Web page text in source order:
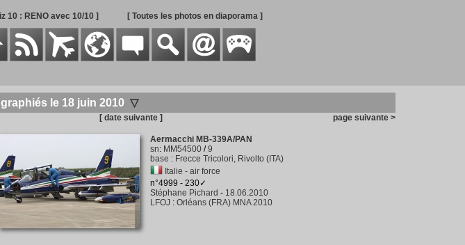
10 : RENO avec 10/10 ] [ Toutes les photos en diaporama ]
le 18 juin 2010 ▽
[ date suivante ] page suivante >
Aermacchi MB-339A/PAN
sn: MM54500 /9
base : Frecce Tricolori, Rivolto (ITA)
Italie - air force
n°4999 - 230✓
Stéphane Pichard - 18.06.2010
LFOJ : Orléans (FRA) MNA 2010